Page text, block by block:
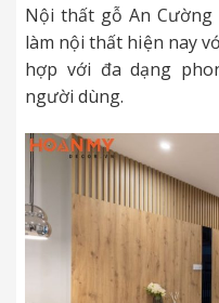
Nội thất gỗ An
làm nội thất hiện nay
hợp với đa dạng
người dùng.